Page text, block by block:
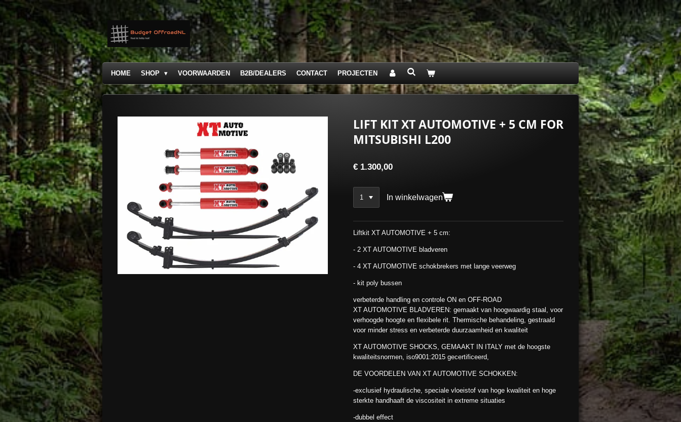
Ga
direct
naar
de
hoofdinhoud
HOME SHOP VOORWAARDEN B2B/DEALERS CONTACT PROJECTEN
LIFT KIT XT AUTOMOTIVE + 5 CM FOR
MITSUBISHI L200
€ 1.300,00
In winkelwagen
Liftkit XT AUTOMOTIVE + 5 cm:
- 2 XT AUTOMOTIVE bladveren
- 4 XT AUTOMOTIVE schokbrekers met lange veerweg
- kit poly bussen
verbeterde handling en controle ON en OFF-ROAD
XT AUTOMOTIVE BLADVEREN: gemaakt van hoogwaardig staal, voor
verhoogde hoogte en flexibele rit. Thermische behandeling, gestraald
voor minder stress en verbeterde duurzaamheid en kwaliteit
XT AUTOMOTIVE SHOCKS, GEMAAKT IN ITALY met de hoogste
kwaliteitsnormen, iso9001:2015 gecertificeerd,
DE VOORDELEN VAN XT AUTOMOTIVE SCHOKKEN:
-exclusief hydraulische, speciale vloeistof van hoge kwaliteit en hoge
sterkte handhaaft de viscositeit in extreme situaties
-dubbel effect